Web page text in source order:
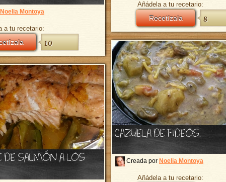
Añádela a tu recetario:
Recetízala 8
Noelia Montoya
a tu recetario:
10
CAZUELA DE FIDEOS.
Creada por Noelia Montoya
Añádela a tu recetario:
DE SALMÓN A LOS